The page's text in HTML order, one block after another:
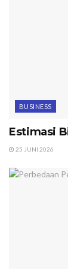
BUSINESS
Estimasi
25 JUNI 2026